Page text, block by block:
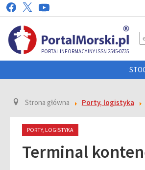
PORTAL INFORMACYJNY ISSN 2545-0735
Strona główna Porty, logistyka
PORTY, LOGISTYKA
Terminal